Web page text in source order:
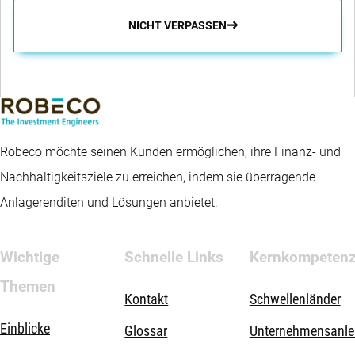
NICHT VERPASSEN
Robeco möchte seinen Kunden ermöglichen, ihre Finanz- und
Nachhaltigkeitsziele zu erreichen, indem sie überragende
Anlagerenditen und Lösungen anbietet.
Wichtige
Themen
Einblicke
Schnelle Links
Kontakt
Glossar
Schwellenländer